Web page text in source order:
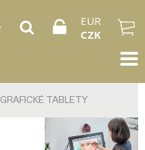
EUR
CZK
GRAFICKÉ TABLETY